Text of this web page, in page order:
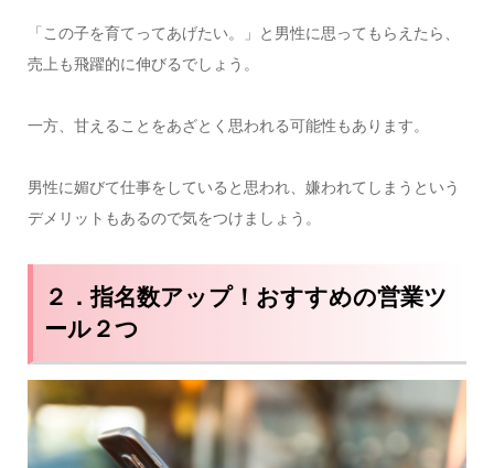
「この子を育てってあげたい。」と男性に思ってもらえたら、
売上も飛躍的に伸びるでしょう。
一方、甘えることをあざとく思われる可能性もあります。
男性に媚びて仕事をしていると思われ、嫌われてしまうという
デメリットもあるので気をつけましょう。
２．指名数アップ！おすすめの営業ツ
ール２つ